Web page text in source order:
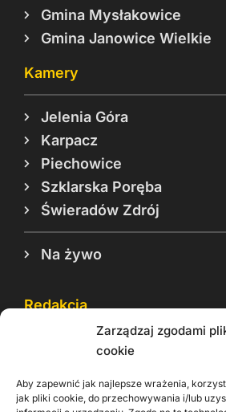
Zarządzaj zgodami
cookie
Aby zapewnić jak najlepsze wrażenia,
jak pliki cookie, do przechowywania i/lub
Gmina Mysłakowice
Gmina Janowice Wielkie
Kamery
Jelenia Góra
Karpacz
Piechowice
Szklarska Poręba
Świeradów Zdrój
Na żywo
Redakcja
Reklama
Rodo